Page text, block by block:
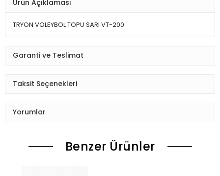
Ürün Açıklaması
TRYON VOLEYBOL TOPU SARI VT-200
Garanti ve Teslimat
Taksit Seçenekleri
Yorumlar
Benzer Ürünler